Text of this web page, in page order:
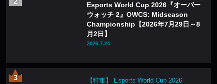
Esports World Cup 2026『オーバー
ウォッチ 2』OWCS: Midseason
Championship【2026年7月29日～8
月2日】
2026.7.24
【特集】 Esports World Cup 2026